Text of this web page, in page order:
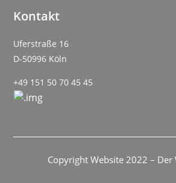
Kontakt
Uferstraße 16
D-50996 Köln
+49 151 50 70 45 45
Copyright Website 2022 – Der